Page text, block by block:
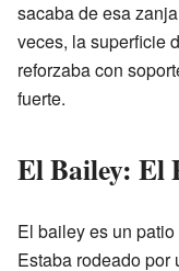
sacaba de esa
veces, la superficie
reforzaba con
fuerte.
El Bailey: El
El bailey es un
Estaba rodeado por